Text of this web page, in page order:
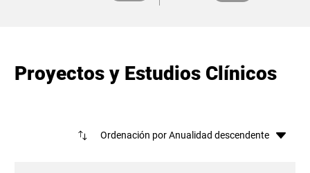
Proyectos y Estudios Clínicos